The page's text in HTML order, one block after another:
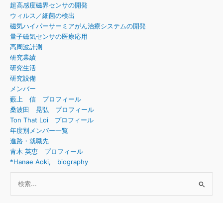
超高感度磁界センサの開発
ウィルス／細菌の検出
磁気ハイパーサーミアがん治療システムの開発
量子磁気センサの医療応用
高周波計測
研究業績
研究生活
研究設備
メンバー
藪上 信 プロフィール
桑波田 晃弘 プロフィール
Ton That Loi プロフィール
年度別メンバー一覧
進路・就職先
青木 英恵 プロフィール
*Hanae Aoki, biography
対